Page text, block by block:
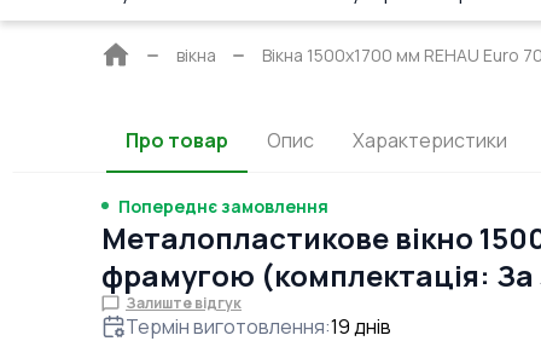
Головна
вікна Вікна 1500x1700 мм REHAU Euro
Про товар Опис Характеристики
Попереднє замовлення
Металопластикове вікно
фрамугою (комплектація:
Залиште відгук
Термін виготовлення:19днів